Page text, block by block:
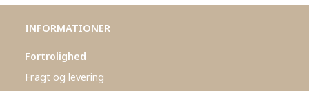
INFORMATIONER
Fortrolighed
Fragt og levering